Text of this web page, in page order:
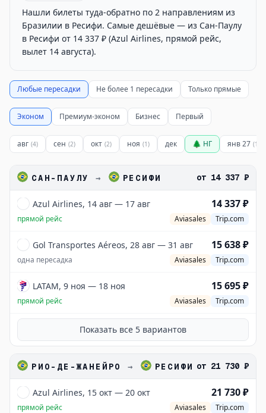
Нашли билеты туда-обратно по 2 направлениям из
Бразилии в Ресифи. Самые дешёвые — из Сан-Паулу
в Ресифи от 14 337 ₽ (Azul Airlines, прямой рейс,
вылет 14 августа).
Любые пересадки Не более 1 пересадки Только прямые
Эконом Премиум-эконом Бизнес Первый
авг (4) сен (2) окт (2) ноя (1) дек 🌲 НГ янв 27 (1
САН-ПАУЛУ → РЕСИФИ от 14 337 ₽
Azul Airlines, 14 авг — 17 авг 14 337 ₽
прямой рейс Aviasales Trip.com
Gol Transportes Aéreos, 28 авг — 31 авг 15 638 ₽
одна пересадка Aviasales Trip.com
LATAM, 9 ноя — 18 ноя 15 695 ₽
прямой рейс Aviasales Trip.com
Показать все 5 вариантов
РИО-ДЕ-ЖАНЕЙРО → РЕСИФИ от 21 730 ₽
Azul Airlines, 15 окт — 20 окт 21 730 ₽
прямой рейс Aviasales Trip.com